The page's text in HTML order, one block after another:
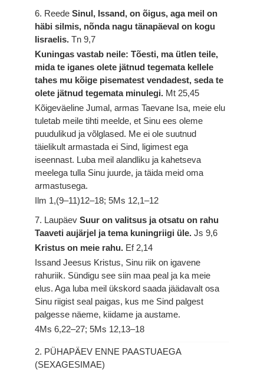
6. ReedeSinul, Issand, on õigus, aga meil on
häbi silmis, nõnda nagu tänapäeval on kogu
Iisraelis.Tn 9,7
Kuningas vastab neile: Tõesti, ma ütlen teile,
mida te iganes olete jätnud tegemata kellele
tahes mu kõige pisematest vendadest, seda te
olete jätnud tegemata minulegi. Mt 25,45
Kõigeväeline Jumal, armas Taevane Isa, meie elu
tuletab meile tihti meelde, et Sinu ees oleme
puudulikud ja võlglased. Me ei ole suutnud
täielikult armastada ei Sind, ligimest ega
iseennast. Luba meil alandliku ja kahetseva
meelega tulla Sinu juurde, ja täida meid oma
armastusega.
Ilm 1,(9–11)12–18; 5Ms 12,1–12
7. LaupäevSuur on valitsus ja otsatu on rahu
Taaveti aujärjel ja tema kuningriigi üle.Js 9,6
Kristus on meie rahu. Ef 2,14
Issand Jeesus Kristus, Sinu riik on igavene
rahuriik. Sündigu see siin maa peal ja ka meie
elus. Aga luba meil ükskord saada jäädavalt osa
Sinu riigist seal paigas, kus me Sind palgest
palgesse näeme, kiidame ja austame.
4Ms 6,22–27; 5Ms 12,13–18
2. PÜHAPÄEV ENNE PAASTUAEGA
(SEXAGESIMAE)